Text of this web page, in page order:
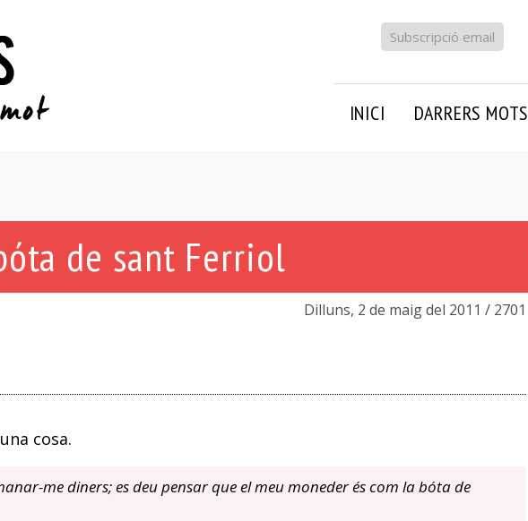
Subscripció email
INICI DARRERS MOTS
de sant Ferriol
Dilluns, 2 de maig del 2011 / 2701
cosa.
me diners; es deu pensar que el meu moneder és com la bóta de